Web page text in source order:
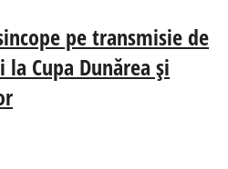
pe transmisie de
Cupa Dunărea și